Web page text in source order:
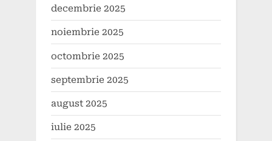
decembrie 2025
noiembrie 2025
octombrie 2025
septembrie 2025
august 2025
iulie 2025